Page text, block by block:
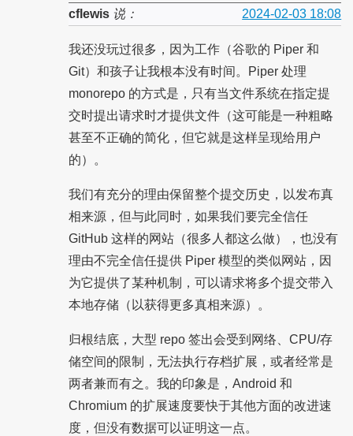
cflewis说： 2024-02-03 18:08
我还没玩过很多，因为工作（谷歌的 Piper 和
Git）和孩子让我根本没有时间。Piper 处理
monorepo 的方式是，只有当文件系统在指定提
交时提出请求时才提供文件（这可能是一种粗略
甚至不正确的简化，但它就是这样呈现给用户
的）。
我们有充分的理由保留整个提交历史，以发布真
相来源，但与此同时，如果我们要完全信任
GitHub 这样的网站（很多人都这么做），也没有
理由不完全信任提供 Piper 模型的类似网站，因
为它提供了某种机制，可以请求将多个提交带入
本地存储（以获得更多真相来源）。
归根结底，大型 repo 签出会受到网络、CPU/存
储空间的限制，无法执行存档扩展，或者经常是
两者兼而有之。我的印象是，Android 和
Chromium 的扩展速度要快于其他方面的改进速
度，但没有数据可以证明这一点。